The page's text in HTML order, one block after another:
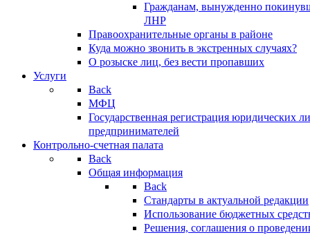
Гражданам, вынужденно
ЛНР
Правоохранительные органы в районе
Куда можно звонить в экстренных случаях?
О розыске лиц, без вести пропавших
Услуги
Back
МФЦ
Государственная регистрация юридических
предпринимателей
Контрольно-счетная палата
Back
Общая информация
Back
Стандарты в актуальной редакции
Использование бюджетных
Решения, соглашения о